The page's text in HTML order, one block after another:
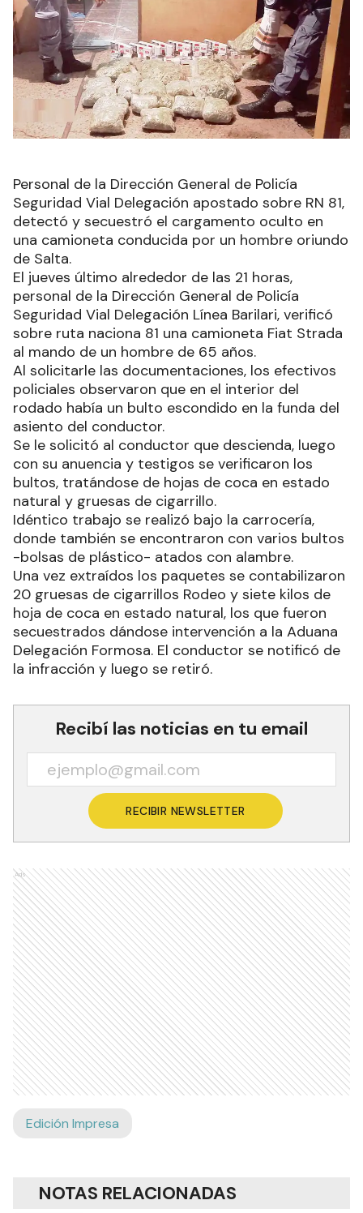
Personal de la Dirección General de Policía
Seguridad Vial Delegación apostado sobre RN 81,
detectó y secuestró el cargamento oculto en
una camioneta conducida por un hombre oriundo
de Salta.
El jueves último alrededor de las 21 horas,
personal de la Dirección General de Policía
Seguridad Vial Delegación Línea Barilari, verificó
sobre ruta naciona 81 una camioneta Fiat Strada
al mando de un hombre de 65 años.
Al solicitarle las documentaciones, los efectivos
policiales observaron que en el interior del
rodado había un bulto escondido en la funda del
asiento del conductor.
Se le solicitó al conductor que descienda, luego
con su anuencia y testigos se verificaron los
bultos, tratándose de hojas de coca en estado
natural y gruesas de cigarrillo.
Idéntico trabajo se realizó bajo la carrocería,
donde también se encontraron con varios bultos
-bolsas de plástico- atados con alambre.
Una vez extraídos los paquetes se contabilizaron
20 gruesas de cigarrillos Rodeo y siete kilos de
hoja de coca en estado natural, los que fueron
secuestrados dándose intervención a la Aduana
Delegación Formosa. El conductor se notificó de
la infracción y luego se retiró.
Recibí las noticias en tu email
RECIBIR NEWSLETTER
Ads
Edición Impresa
NOTAS RELACIONADAS